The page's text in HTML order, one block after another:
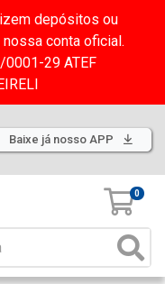
depósitos ou
conta oficial.
0001-29 ATEF
Baixe já nosso APP
0